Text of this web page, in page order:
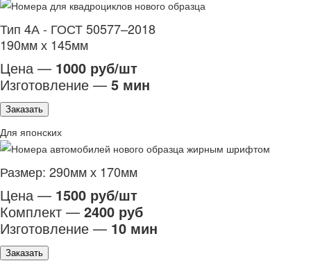
Тип 4А - ГОСТ 50577–2018
190мм х 145мм
Цена — 1000 руб/шт
Изготовление — 5 мин
Заказать
Для японских
Размер: 290мм х 170мм
Цена — 1500 руб/шт
Комплект — 2400 руб
Изготовление — 10 мин
Заказать